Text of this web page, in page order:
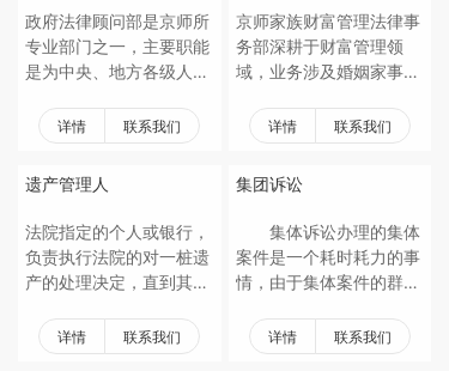
需向相关监管部门进行备
案登记，以便监管部门对
算法的使用情况进行监督
和管理。人工智能合规与
算法备案是当前科技领域
不可或缺的重要组成部
术的健康发展、保护用户
重要意义。
入手，确保数据处理活动
的合法性和合规性。
政府法律顾问部是京师所
专业部门之一，主要职能
是为中央、地方各级人民
机关、社会团体、公益组
织（以下均简称政府部
门）等提供优质高效的法
律及延伸性服务。具体包
括：提供法律咨询，参与
信访接待，法治宣传与培
训，为立法、修法提出建
议，草拟、审查、修改行
政合同、民商事合同及其
他法律文书，代理行政、
详情 联系我们
京师家族财富管理法律事
务部深耕于财富管理领
域，业务涉及婚姻家事、
离、税务筹划、家族信托
和企业家刑事风险防范，
从高净值人群的整体需求
出发，团队坚持高度专业
的法律素养，与银行、保
险、信托等行业专家通力
合作，全方位多视角考虑
家业、企业双轨的财富保
全和传承。同时，长期追
踪国内外经济、政策、法
详情 联系我们
遗产管理人
法院指定的个人或银行，
负责执行法院的对一桩遗
产的处理决定，直到其全
止。当一个人死后没有遗
嘱，或没有指定执行人
详情 联系我们
集团诉讼
集体诉讼办理的集体
案件是一个耗时耗力的事
情，由于集体案件的群体
多，需要顾及的关系就较
多，集团诉讼团队在照顾
详情 联系我们